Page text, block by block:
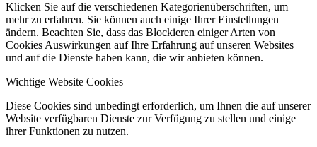
Klicken Sie auf die verschiedenen Kategorienüberschriften, um
mehr zu erfahren. Sie können auch einige Ihrer Einstellungen
ändern. Beachten Sie, dass das Blockieren einiger Arten von
Cookies Auswirkungen auf Ihre Erfahrung auf unseren Websites
und auf die Dienste haben kann, die wir anbieten können.
Wichtige Website Cookies
Diese Cookies sind unbedingt erforderlich, um Ihnen die auf unserer
Website verfügbaren Dienste zur Verfügung zu stellen und einige
ihrer Funktionen zu nutzen.